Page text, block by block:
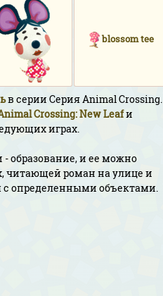
blossom tee
в серии Серия Animal Crossing.
Crossing: New Leafи
играх.
- образование, и ее можно
читающей роман на улице и
определенными объектами.